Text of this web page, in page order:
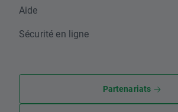
Aide
Sécurité en ligne
Partenariats